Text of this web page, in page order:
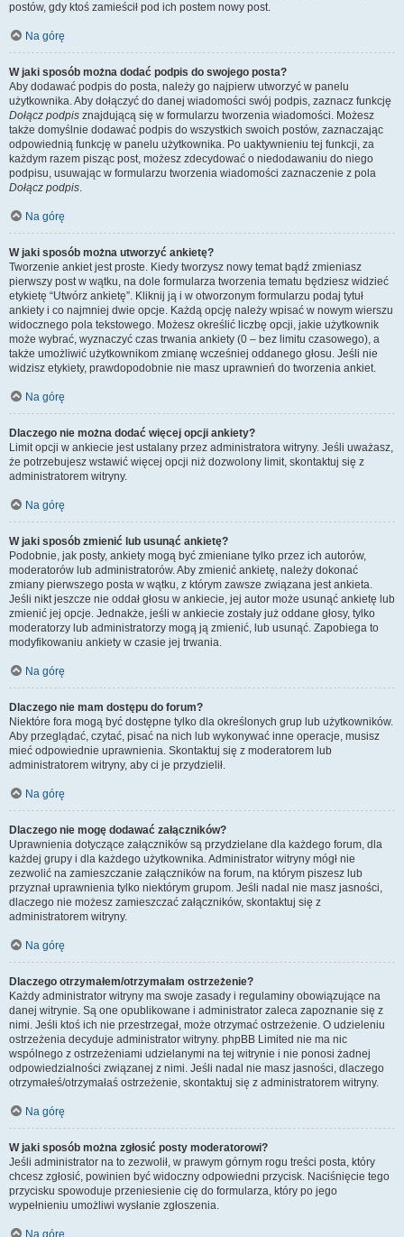
postów, gdy ktoś zamieścił pod ich postem nowy post.
Na górę
W jaki sposób można dodać podpis do swojego posta?
Aby dodawać podpis do posta, należy go najpierw utworzyć w panelu
użytkownika. Aby dołączyć do danej wiadomości swój podpis, zaznacz funkcję
Dołącz podpis znajdującą się w formularzu tworzenia wiadomości. Możesz
także domyślnie dodawać podpis do wszystkich swoich postów, zaznaczając
odpowiednią funkcję w panelu użytkownika. Po uaktywnieniu tej funkcji, za
każdym razem pisząc post, możesz zdecydować o niedodawaniu do niego
podpisu, usuwając w formularzu tworzenia wiadomości zaznaczenie z pola
Dołącz podpis.
Na górę
W jaki sposób można utworzyć ankietę?
Tworzenie ankiet jest proste. Kiedy tworzysz nowy temat bądź zmieniasz
pierwszy post w wątku, na dole formularza tworzenia tematu będziesz widzieć
etykietę “Utwórz ankietę”. Kliknij ją i w otworzonym formularzu podaj tytuł
ankiety i co najmniej dwie opcje. Każdą opcję należy wpisać w nowym wierszu
widocznego pola tekstowego. Możesz określić liczbę opcji, jakie użytkownik
może wybrać, wyznaczyć czas trwania ankiety (0 – bez limitu czasowego), a
także umożliwić użytkownikom zmianę wcześniej oddanego głosu. Jeśli nie
widzisz etykiety, prawdopodobnie nie masz uprawnień do tworzenia ankiet.
Na górę
Dlaczego nie można dodać więcej opcji ankiety?
Limit opcji w ankiecie jest ustalany przez administratora witryny. Jeśli uważasz,
że potrzebujesz wstawić więcej opcji niż dozwolony limit, skontaktuj się z
administratorem witryny.
Na górę
W jaki sposób zmienić lub usunąć ankietę?
Podobnie, jak posty, ankiety mogą być zmieniane tylko przez ich autorów,
moderatorów lub administratorów. Aby zmienić ankietę, należy dokonać
zmiany pierwszego posta w wątku, z którym zawsze związana jest ankieta.
Jeśli nikt jeszcze nie oddał głosu w ankiecie, jej autor może usunąć ankietę lub
zmienić jej opcje. Jednakże, jeśli w ankiecie zostały już oddane głosy, tylko
moderatorzy lub administratorzy mogą ją zmienić, lub usunąć. Zapobiega to
modyfikowaniu ankiety w czasie jej trwania.
Na górę
Dlaczego nie mam dostępu do forum?
Niektóre fora mogą być dostępne tylko dla określonych grup lub użytkowników.
Aby przeglądać, czytać, pisać na nich lub wykonywać inne operacje, musisz
mieć odpowiednie uprawnienia. Skontaktuj się z moderatorem lub
administratorem witryny, aby ci je przydzielił.
Na górę
Dlaczego nie mogę dodawać załączników?
Uprawnienia dotyczące załączników są przydzielane dla każdego forum, dla
każdej grupy i dla każdego użytkownika. Administrator witryny mógł nie
zezwolić na zamieszczanie załączników na forum, na którym piszesz lub
przyznał uprawnienia tylko niektórym grupom. Jeśli nadal nie masz jasności,
dlaczego nie możesz zamieszczać załączników, skontaktuj się z
administratorem witryny.
Na górę
Dlaczego otrzymałem/otrzymałam ostrzeżenie?
Każdy administrator witryny ma swoje zasady i regulaminy obowiązujące na
danej witrynie. Są one opublikowane i administrator zaleca zapoznanie się z
nimi. Jeśli ktoś ich nie przestrzegał, może otrzymać ostrzeżenie. O udzieleniu
ostrzeżenia decyduje administrator witryny. phpBB Limited nie ma nic
wspólnego z ostrzeżeniami udzielanymi na tej witrynie i nie ponosi żadnej
odpowiedzialności związanej z nimi. Jeśli nadal nie masz jasności, dlaczego
otrzymałeś/otrzymałaś ostrzeżenie, skontaktuj się z administratorem witryny.
Na górę
W jaki sposób można zgłosić posty moderatorowi?
Jeśli administrator na to zezwolił, w prawym górnym rogu treści posta, który
chcesz zgłosić, powinien być widoczny odpowiedni przycisk. Naciśnięcie tego
przycisku spowoduje przeniesienie cię do formularza, który po jego
wypełnieniu umożliwi wysłanie zgłoszenia.
Na górę